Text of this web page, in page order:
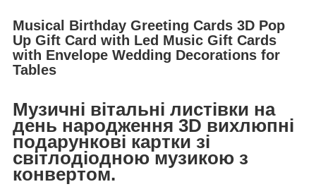
Musical Birthday Greeting Cards 3D Pop
Up Gift Card with Led Music Gift Cards
with Envelope Wedding Decorations for
Tables
Музичні вітальні листівки на
день народження 3D вихлюпні
подарункові картки зі
світлодіодною музикою з
конвертом.